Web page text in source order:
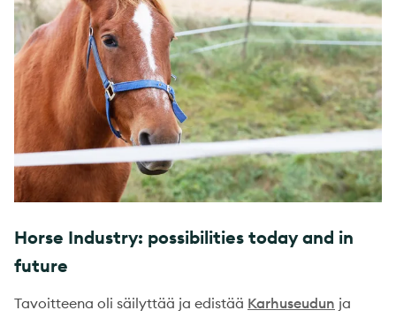
Horse Industry: possibilities today and in
future
Tavoitteena oli säilyttää ja edistää Karhuseudun ja